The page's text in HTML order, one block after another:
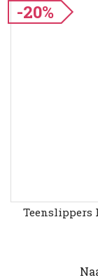
-20%
Teenslippers